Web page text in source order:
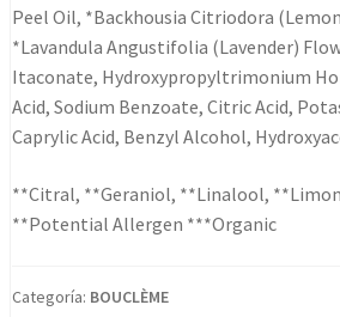
Peel Oil, *Backhousia Citriodora
*Lavandula Angustifolia (Lavender)
Itaconate, Hydroxypropyltrimonium
Acid, Sodium Benzoate, Citric Acid,
Caprylic Acid, Benzyl Alcohol,
**Citral, **Geraniol, **Linalool,
**Potential Allergen ***Organic
Categoría: BOUCLÈME